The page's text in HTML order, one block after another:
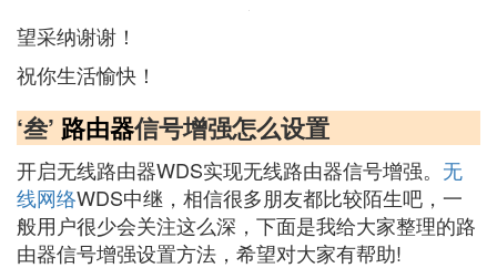
望采纳谢谢！
祝你生活愉快！
‘叁’ 路由器信号增强怎么设置
开启无线路由器WDS实现无线路由器信号增强。 无
线网络WDS中继，相信很多朋友都比较陌生吧，一
般用户很少会关注这么深，下面是我给大家整理的路
由器信号增强设置方法，希望对大家有帮助!